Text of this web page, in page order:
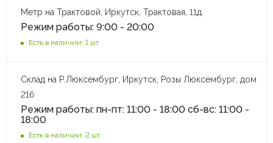
Метр на Трактовой, Иркутск, Трактовая, 11д
Режим работы: 9:00 - 20:00
Есть в наличии: 1 шт
Склад на Р.Люксембург, Иркутск, Розы Люксембург, дом
216
Режим работы: пн-пт: 11:00 - 18:00 сб-вс: 11:00 -
18:00
Есть в наличии: 2 шт